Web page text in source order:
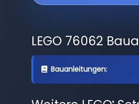
LEGO 76062
Bauanleitungen:
®